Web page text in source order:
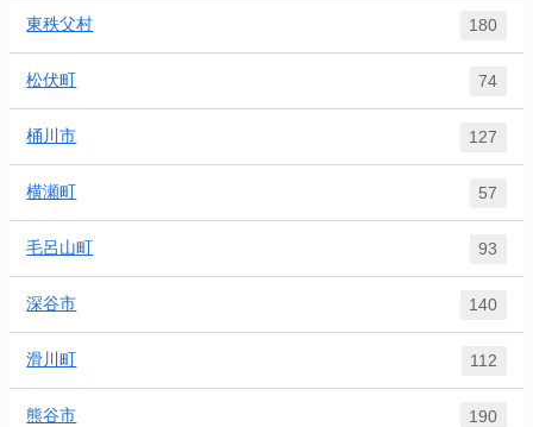
東秩父村 180
松伏町 74
桶川市 127
横瀬町 57
毛呂山町 93
深谷市 140
滑川町 112
熊谷市 190